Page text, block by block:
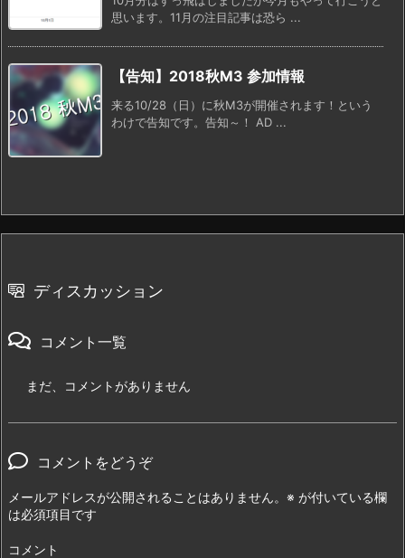
思います。11月の注目記事は恐ら ...
【告知】2018秋M3 参加情報
来る10/28（日）に秋M3が開催されます！という
わけで告知です。告知～！ AD ...
ディスカッション
コメント一覧
まだ、コメントがありません
コメントをどうぞ
メールアドレスが公開されることはありません。 ※ が付いている欄
は必須項目です
コメント